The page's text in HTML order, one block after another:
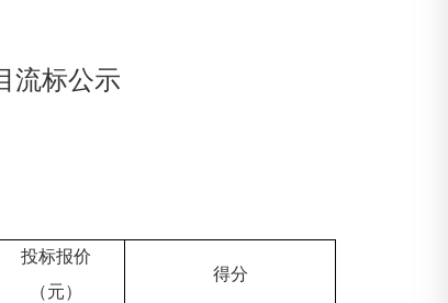
流标公示
投标报价
（元）
得分